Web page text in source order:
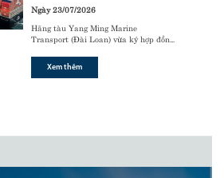
Ngày 23/07/2026
Hãng tàu Yang Ming Marine
Transport (Đài Loan) vừa ký hợp đồng
(Hàn Quốc) để đóng mới
container sử dụng động cơ nhiên liệu
Xem thêm